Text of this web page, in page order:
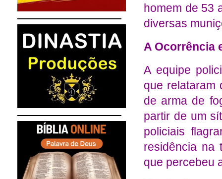
homem de 53
diversas
A Ocorrência
A equipe
que relataram
de arma de
partir de um
policiais
residência na
que percebeu